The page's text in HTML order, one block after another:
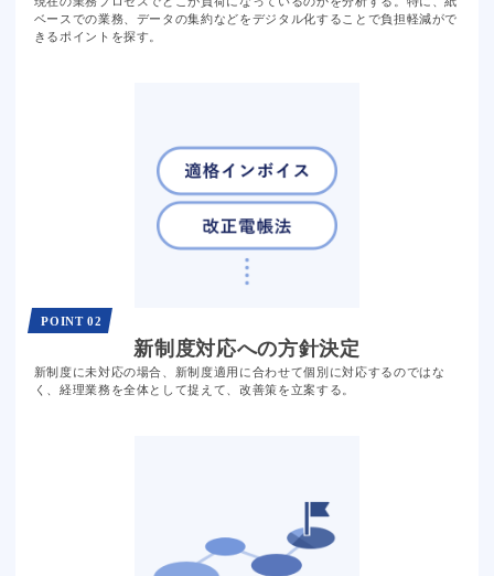
ベースでの業務、データの集約などをデジタル化することで負担軽減がで
きるポイントを探す。
POINT 02
新制度対応への方針決定
新制度に未対応の場合、新制度適用に合わせて個別に対応するのではな
く、経理業務を全体として捉えて、改善策を立案する。